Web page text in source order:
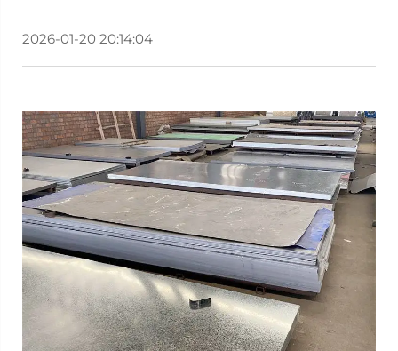
2026-01-20 20:14:04